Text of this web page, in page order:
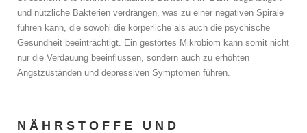
und nützliche Bakterien verdrängen, was zu einer negativen Spirale
führen kann, die sowohl die körperliche als auch die psychische
Gesundheit beeinträchtigt. Ein gestörtes Mikrobiom kann somit nicht
nur die Verdauung beeinflussen, sondern auch zu erhöhten
Angstzuständen und depressiven Symptomen führen.
NÄHRSTOFFE UND